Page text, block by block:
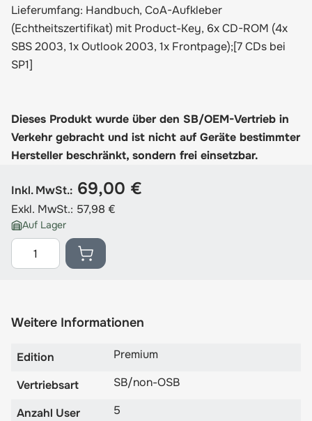
Lieferumfang: Handbuch, CoA-Aufkleber
(Echtheitszertifikat) mit Product-Key, 6x CD-ROM (4x
SBS 2003, 1x Outlook 2003, 1x Frontpage);[7 CDs bei
SP1]
Dieses Produkt wurde über den SB/OEM-Vertrieb in
Verkehr gebracht und ist nicht auf Geräte bestimmter
Hersteller beschränkt, sondern frei einsetzbar.
Inkl. MwSt.: 69,00 €
Exkl. MwSt.: 57,98 €
Auf Lager
Menge
Weitere Informationen
Edition Premium
Vertriebsart SB/non-OSB
Anzahl User 5